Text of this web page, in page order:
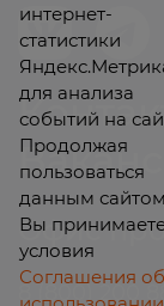
Офис
интернет-
статистики
для анализа
событий на
Продолжая
пользоваться
данным
Вы
условия
Соглашения об